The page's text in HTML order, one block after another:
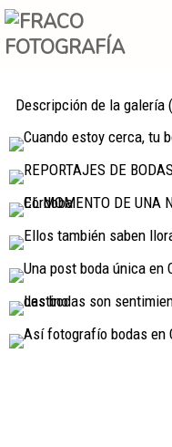
Descripción de la galería